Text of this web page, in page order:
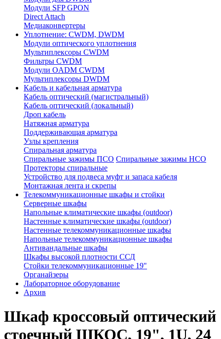
Модули SFP GPON
Direct Attach
Медиаконвертеры
Уплотнение: CWDM, DWDM
Модули оптического уплотнения
Мультиплексоры CWDM
Фильтры CWDM
Модули OADM CWDM
Мультиплексоры DWDM
Кабель и кабельная арматура
Кабель оптический (магистральный)
Кабель оптический (локальный)
Дроп кабель
Натяжная арматура
Поддерживающая арматура
Узлы крепления
Спиральная арматура
Спиральные зажимы ПСО Спиральные зажимы НСО
Протекторы спиральные
Устройство для подвеса муфт и запаса кабеля
Монтажная лента и скрепы
Телекоммуникационные шкафы и стойки
Серверные шкафы
Напольные климатические шкафы (outdoor)
Настенные климатические шкафы (outdoor)
Настенные телекоммуникационные шкафы
Напольные телекоммуникационные шкафы
Антивандальные шкафы
Шкафы высокой плотности ССД
Стойки телекоммуникационные 19"
Органайзеры
Лабораторное оборудование
Архив
Шкаф кроссовый оптический
стоечный ШКОС, 19", 1U, 24